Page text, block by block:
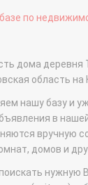
по
дома деревня
область
нашу базу и
в
вручную
домов и
нужную